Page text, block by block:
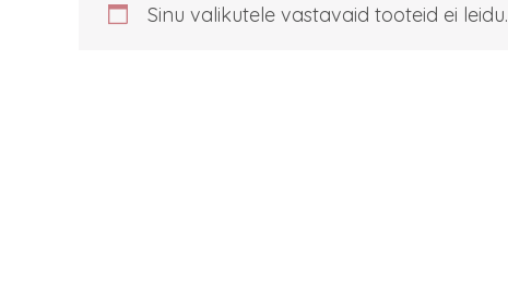
Sinu valikutele vastavaid tooteid ei leidu.